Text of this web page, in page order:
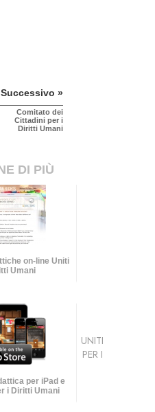
Successivo »
Comitato dei
Cittadini per i
Diritti Umani
DI PIÙ
on-line Uniti
Umani
per iPad e
i Diritti Umani
UNITI
PER I